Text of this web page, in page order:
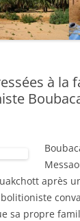
à la
après
sa propre